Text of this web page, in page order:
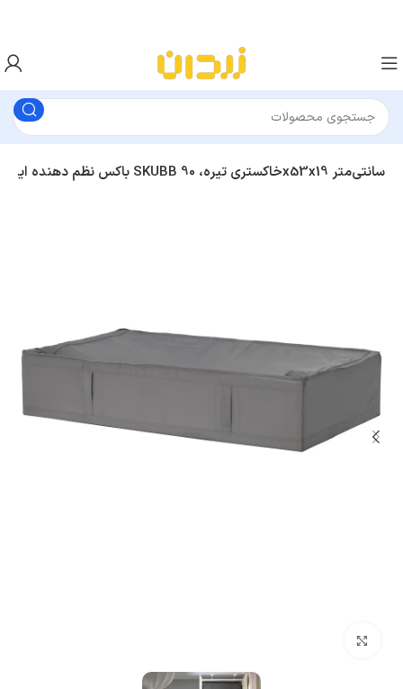
باکس نظم‌ دهنده ایکیا SKUBB خاکستری تیره، 90x53x19 سانتی‌متر